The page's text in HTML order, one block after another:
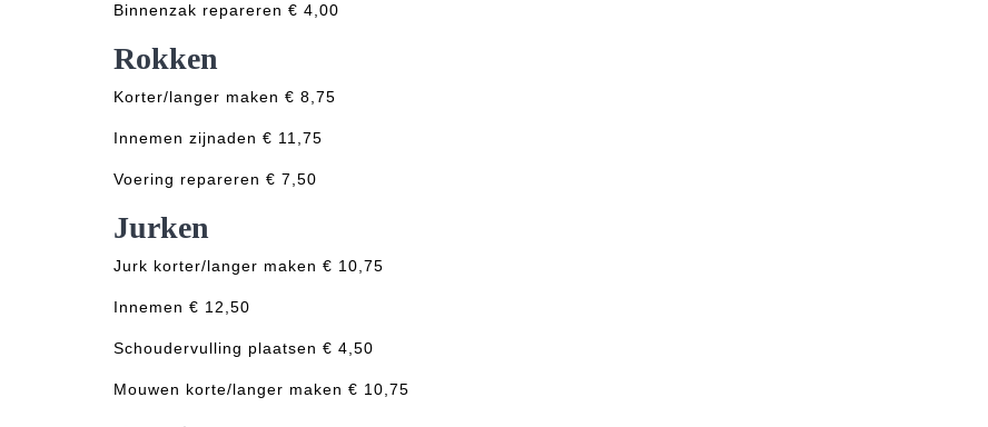
Binnenzak repareren € 4,00
Rokken
Korter/langer maken € 8,75
Innemen zijnaden € 11,75
Voering repareren € 7,50
Jurken
Jurk korter/langer maken € 10,75
Innemen € 12,50
Schoudervulling plaatsen € 4,50
Mouwen korte/langer maken € 10,75